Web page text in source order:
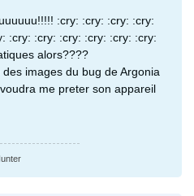
:cry: :cry: :cry: :cry:
:cry: :cry: :cry: :cry: :cry: :cry:
alors????
images du bug de Argonia
me preter son appareil